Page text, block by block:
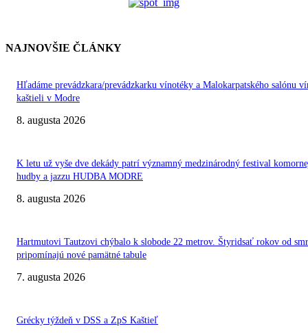
NAJNOVŠIE ČLÁNKY
Hľadáme prevádzkara/prevádzkarku vínotéky a Malokarpatského salónu
kaštieli v Modre
8. augusta 2026
K letu už vyše dve dekády patrí významný medzinárodný festival
hudby a jazzu HUDBA MODRE
8. augusta 2026
Hartmutovi Tautzovi chýbalo k slobode 22 metrov. Štyridsať rokov od
pripomínajú nové pamätné tabule
7. augusta 2026
Grécky týždeň v DSS a ZpS Kaštieľ